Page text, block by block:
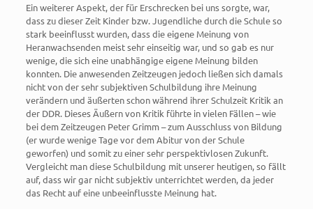
Ein weiterer Aspekt, der für Erschrecken bei uns sorgte, war,
dass zu dieser Zeit Kinder bzw. Jugendliche durch die Schule so
stark beeinflusst wurden, dass die eigene Meinung von
Heranwachsenden meist sehr einseitig war, und so gab es nur
wenige, die sich eine unabhängige eigene Meinung bilden
konnten. Die anwesenden Zeitzeugen jedoch ließen sich damals
nicht von der sehr subjektiven Schulbildung ihre Meinung
verändern und äußerten schon während ihrer Schulzeit Kritik an
der DDR. Dieses Äußern von Kritik führte in vielen Fällen – wie
bei dem Zeitzeugen Peter Grimm – zum Ausschluss von Bildung
(er wurde wenige Tage vor dem Abitur von der Schule
geworfen) und somit zu einer sehr perspektivlosen Zukunft.
Vergleicht man diese Schulbildung mit unserer heutigen, so fällt
auf, dass wir gar nicht subjektiv unterrichtet werden, da jeder
das Recht auf eine unbeeinflusste Meinung hat.